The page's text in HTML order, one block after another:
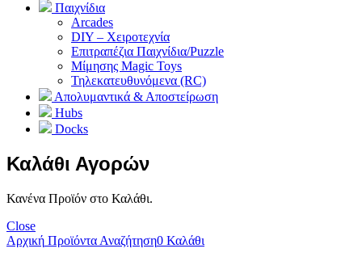
Παιχνίδια
Arcades
DIY – Χειροτεχνία
Επιτραπέζια Παιχνίδια/Puzzle
Μίμησης Magic Toys
Τηλεκατευθυνόμενα (RC)
Απολυμαντικά & Αποστείρωση
Hubs
Docks
Καλάθι Αγορών
Κανένα Προϊόν στο Καλάθι.
Close
Αρχική Προϊόντα Αναζήτηση0 Καλάθι